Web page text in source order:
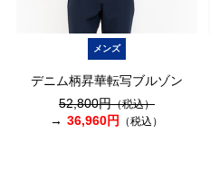
メンズ
デニム柄昇華転写ブルゾン
52,800円（税込）
36,960円 （税込）